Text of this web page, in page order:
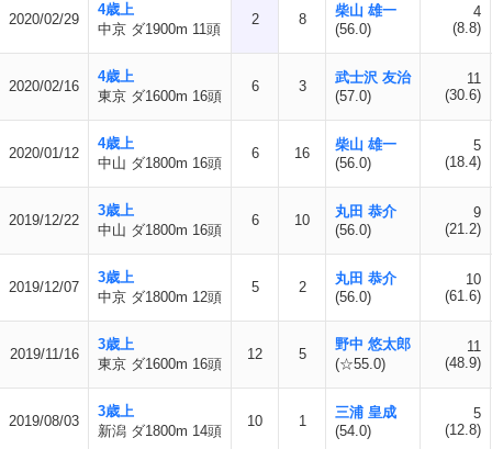
2020/02/29
4歳上
中京 ダ1900m 11頭
2 8
柴山 雄一
(56.0)
4
(8.8)
2020/02/16
4歳上
東京 ダ1600m 16頭
6 3
武士沢 友治
(57.0)
11
(30.6)
2020/01/12
4歳上
中山 ダ1800m 16頭
6 16
柴山 雄一
(56.0)
5
(18.4)
2019/12/22
3歳上
中山 ダ1800m 16頭
6 10
丸田 恭介
(56.0)
9
(21.2)
2019/12/07
3歳上
中京 ダ1800m 12頭
5 2
丸田 恭介
(56.0)
10
(61.6)
2019/11/16
3歳上
東京 ダ1600m 16頭
12 5
野中 悠太郎
(☆55.0)
11
(48.9)
2019/08/03
3歳上
新潟 ダ1800m 14頭
10 1
三浦 皇成
(54.0)
5
(12.8)